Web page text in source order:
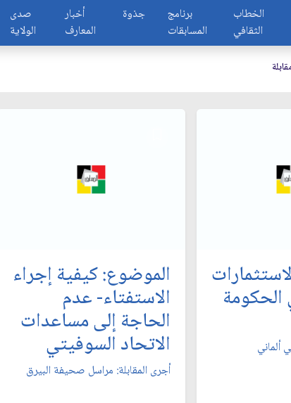
صدى
الولاية
أخبار
المعارف
جذوة
برنامج
المسابقات
الخطاب
الثقافي
الحكومة
ألماني‏
الموضوع: كيفية إجراء
الاستفتاء- عدم
الحاجة إلى مساعدات
الاتحاد السوفيتي‏
أجرى المقابلة: مراسل صحيفة البيرق‏